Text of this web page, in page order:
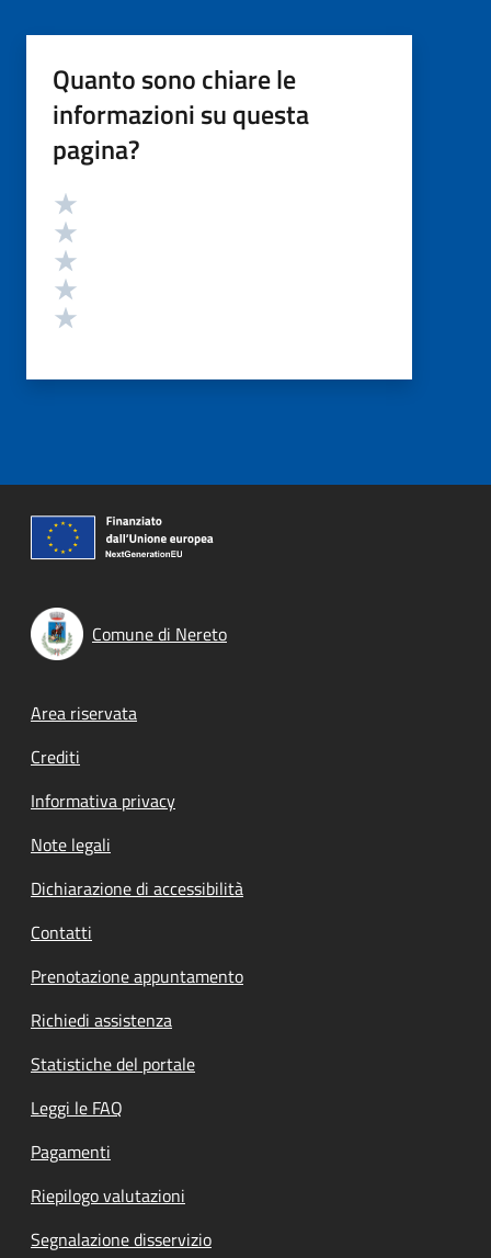
Quanto sono chiare le
informazioni su questa
pagina?
Valutazione
Comune di Nereto
Footer menu
Area riservata
Crediti
Informativa privacy
Note legali
Dichiarazione di accessibilità
Contatti
Prenotazione appuntamento
Richiedi assistenza
Statistiche del portale
Leggi le FAQ
Pagamenti
Riepilogo valutazioni
Segnalazione disservizio